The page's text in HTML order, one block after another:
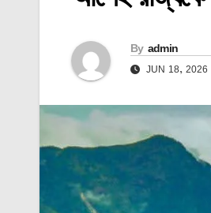
By admin
JUN 18, 2026